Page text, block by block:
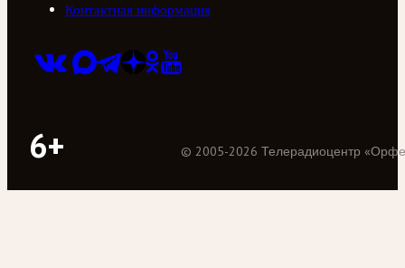
Контактная информация
6+ © 2005-2026 Телерадиоцентр